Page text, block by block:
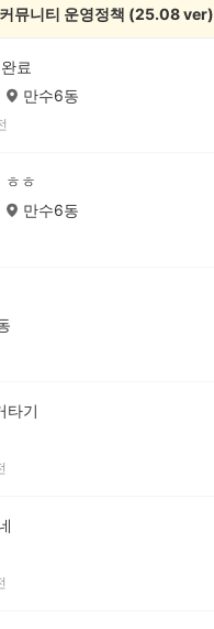
뮤니티 운영정책 (25.08 ver)
료
만수6동
ㅎㅎ
만수6동
타기